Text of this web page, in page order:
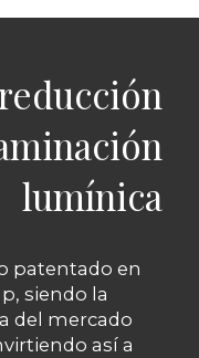
lumínica
patentado en
siendo la
del mercado
así a